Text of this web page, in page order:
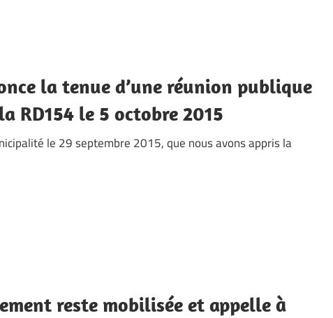
la tenue d’une réunion publique
RD154 le 5 octobre 2015
le 29 septembre 2015, que nous avons appris la
reste mobilisée et appelle à